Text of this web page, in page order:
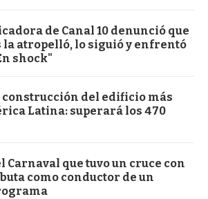
de Canal 10 denunció que
la atropelló, lo siguió y enfrentó
shock"
construcción del edificio más
Latina: superará los 470
Carnaval que tuvo un cruce con
como conductor de un